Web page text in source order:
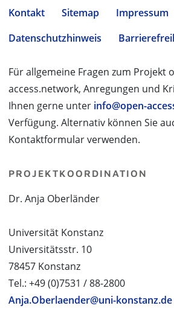
Kontakt Sitemap
Impressum
Datenschutzhinweis
Für allgemeine Fragen zum Projekt
access.network, Anregungen und
Ihnen gerne unter info@open-
Verfügung. Alternativ können Sie
Kontaktformular verwenden.
PROJEKTKOORDINATION
Dr. Anja Oberländer
Universität Konstanz
Universitätsstr. 10
78457 Konstanz
Tel.: +49 (0)7531 / 88-2800
Anja.Oberlaender@uni-konstanz.de